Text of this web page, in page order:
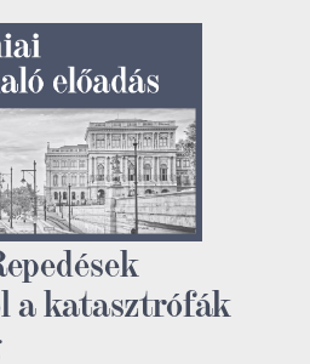
a katasztrófák